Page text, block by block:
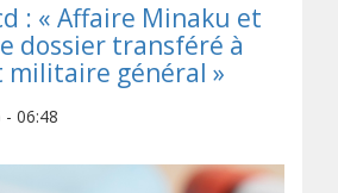
: « Affaire Minaku et
dossier transféré à
militaire général »
06:48